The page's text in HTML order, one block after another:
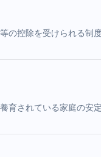
の控除を受けられる制
されている家庭の安